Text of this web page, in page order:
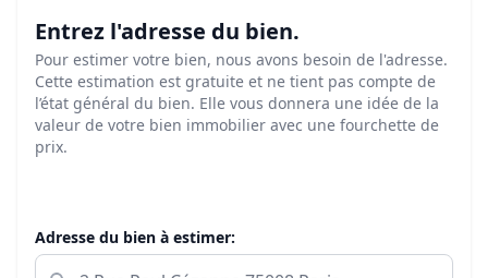
Entrez l'adresse du bien.
Pour estimer votre bien, nous avons besoin de l'adresse.
Cette estimation est gratuite et ne tient pas compte de
l’état général du bien. Elle vous donnera une idée de la
valeur de votre bien immobilier avec une fourchette de
prix.
Adresse du bien à estimer: